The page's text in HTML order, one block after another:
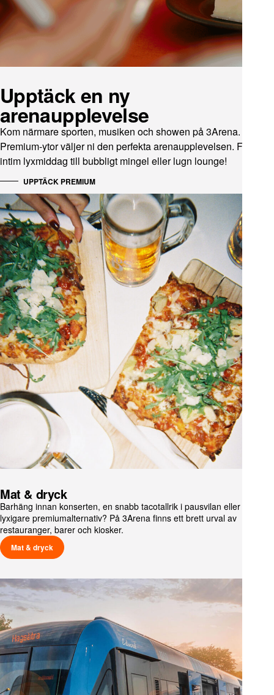
Upptäck en ny
arenaupplevelse
Kom närmare sporten, musiken och showen på 3Arena. I våra
Premium-ytor väljer ni den perfekta arenaupplevelsen. Från
intim lyxmiddag till bubbligt mingel eller lugn lounge!
UPPTÄCK PREMIUM
Mat & dryck
Barhäng innan konserten, en snabb tacotallrik i pausvilan eller lite
lyxigare premiumalternativ? På 3Arena finns ett brett urval av
restauranger, barer och kiosker.
Mat & dryck